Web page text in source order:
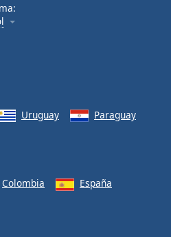
Uruguay
Paraguay
Colombia
España